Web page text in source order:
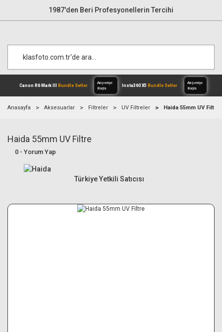
1987'den Beri Profesyonellerin Tercihi
Canon R6 Mark III
Anasayfa Aksesuarlar Filtreler UV Filtreler Haida 55mm UV Filtre
Haida 55mm UV Filtre
0 - Yorum Yap
Türkiye Yetkili Satıcısı